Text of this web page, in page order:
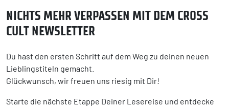
NICHTS MEHR VERPASSEN MIT DEM CROSS
CULT NEWSLETTER
Du hast den ersten Schritt auf dem Weg zu deinen neuen
Lieblingstiteln gemacht.
Glückwunsch, wir freuen uns riesig mit Dir!
Starte die nächste Etappe Deiner Lesereise und entdecke